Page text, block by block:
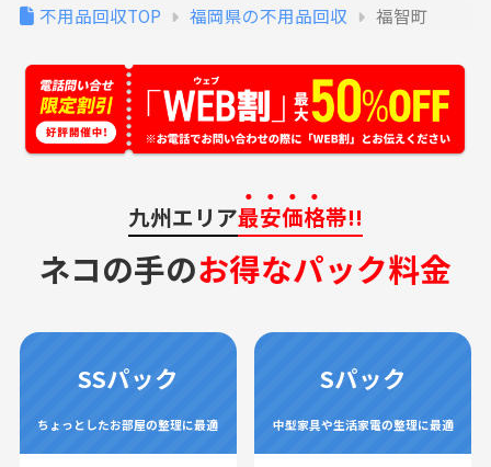
不用品回収TOP 福岡県の不用品回収 福智町
九州エリア最安価格帯!!
ネコの手のお得なパック料金
SSパック
ちょっとしたお部屋の整理に最適
Sパック
中型家具や生活家電の整理に最適